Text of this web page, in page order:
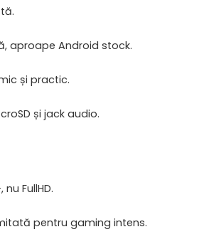
aproape Android stock.
și practic.
și jack audio.
FullHD.
pentru gaming intens.